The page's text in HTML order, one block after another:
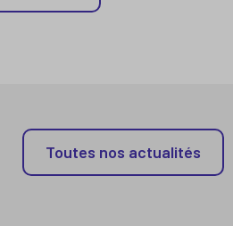
Toutes nos actualités